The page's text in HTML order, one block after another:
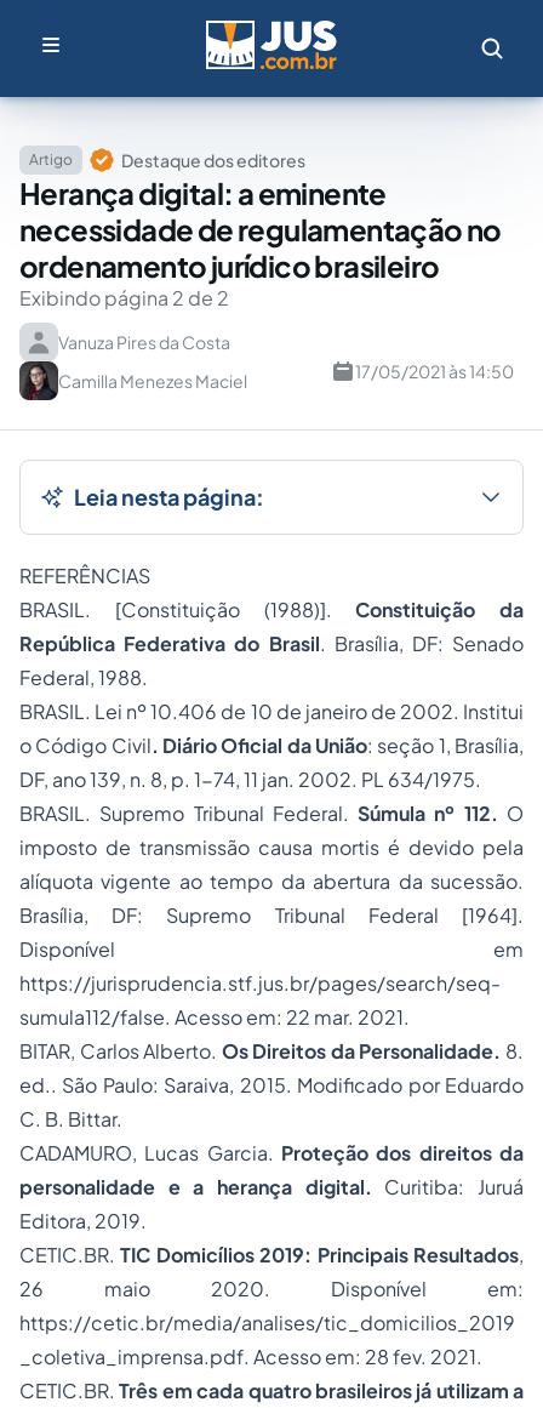
Artigo Destaque dos editores
Herança digital: a eminente
necessidade de regulamentação no
ordenamento jurídico brasileiro
Exibindo página 2 de 2
Vanuza Pires da Costa
Camilla Menezes Maciel
17/05/2021 às 14:50
Leia nesta página:
REFERÊNCIAS
BRASIL. [Constituição (1988)].Constituição da
República Federativa do Brasil. Brasília, DF: Senado
Federal, 1988.
BRASIL. Lei nº 10.406 de 10 de janeiro de 2002. Institui
o Código Civil. Diário Oficial da União: seção 1, Brasília,
DF, ano 139, n. 8, p. 1-74, 11 jan. 2002. PL 634/1975.
BRASIL. Supremo Tribunal Federal.Súmula nº 112. O
imposto de transmissão causa mortis é devido pela
alíquota vigente ao tempo da abertura da sucessão.
Brasília, DF: Supremo Tribunal Federal [1964].
Disponível em
https://jurisprudencia.stf.jus.br/pages/search/seq-
sumula112/false. Acesso em: 22 mar. 2021.
BITAR, Carlos Alberto. Os Direitos da Personalidade. 8.
ed.. São Paulo: Saraiva, 2015. Modificado por Eduardo
C. B. Bittar.
CADAMURO, Lucas Garcia. Proteção dos direitos da
personalidade e a herança digital. Curitiba: Juruá
Editora, 2019.
CETIC.BR.TIC Domicílios 2019: Principais Resultados,
26 maio 2020. Disponível em:
https://cetic.br/media/analises/tic_domicilios_2019
_coletiva_imprensa.pdf. Acesso em: 28 fev. 2021.
CETIC.BR.Três em cada quatro brasileiros já utilizam a